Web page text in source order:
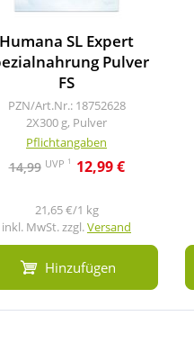
Humana SL Expert
Pulver
FS
PZN/Art.Nr.: 18752628
2X300 g, Pulver
Pflichtangaben
14,99 UVP 1 12,99 €
21,65 €/1 kg
inkl. MwSt. zzgl.Versand
Hinzufügen